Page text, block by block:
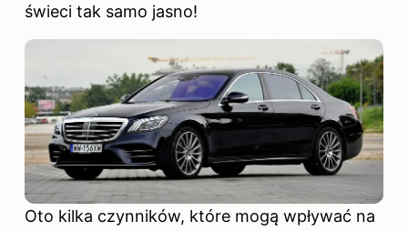
świeci tak samo jasno!
Oto kilka czynników, które mogą wpływać na